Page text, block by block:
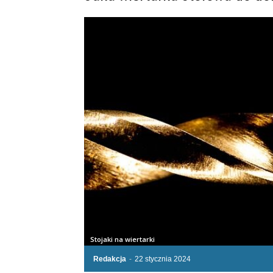
Redakcja - 22 stycznia 2024
Stojaki na wiertarki